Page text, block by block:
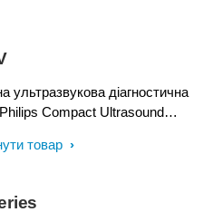
ультразвукова діагностична
Compact Ultrasound
і дає відповіді з
товар